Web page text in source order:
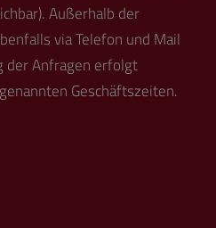
Außerhalb der
via Telefon und Mail
der Anfragen erfolgt
Geschäftszeiten.